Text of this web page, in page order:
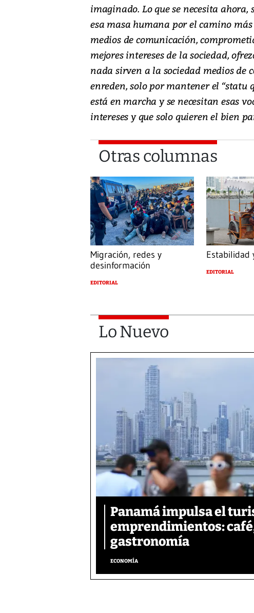
imaginado. Lo que se necesita
esa masa humana por el camino
medios de comunicación,
mejores intereses de la sociedad,
nada sirven a la sociedad medios de
enreden, solo por mantener el “statu
está en marcha y se necesitan esas
intereses y que solo quieren el bien
Otras columnas
Migración, redes y
desinformación
EDITORIAL
Estabilidad
EDITORIAL
Lo Nuevo
Panamá impulsa el
emprendimientos:
gastronomía
ECONOMÍA